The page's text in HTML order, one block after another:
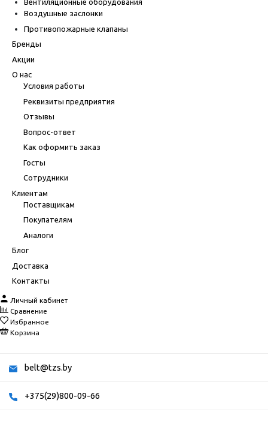
Вентиляционные оборудования
Воздушные заслонки
Противопожарные клапаны
Бренды
Акции
О нас
Условия работы
Реквизиты предприятия
Отзывы
Вопрос-ответ
Как оформить заказ
Госты
Сотрудники
Клиентам
Поставщикам
Покупателям
Аналоги
Блог
Доставка
Контакты
Личный кабинет
Сравнение
Избранное
Корзина
belt@tzs.by
+375(29)800-09-66